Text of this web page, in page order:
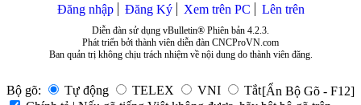
Đăng nhập Đăng Ký Xem trên PC Lên trên
Diễn đàn sử dụng vBulletin® Phiên bản 4.2.3.
Phát triển bởi thành viên diễn đàn CNCProVN.com
Ban quản trị không chịu trách nhiệm về nội dung do thành viên đăng.
Bộ gõ: Tự động TELEX VNI Tắt[Ẩn Bộ Gõ - F12]